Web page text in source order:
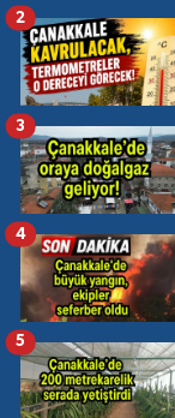
2
3
4
5